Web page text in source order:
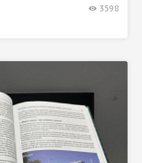
3598